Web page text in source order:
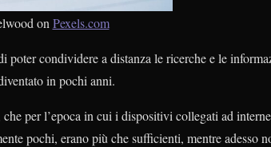
on Pexels.com
condividere a distanza le ricerche e le
in pochi anni.
per l’epoca in cui i dispositivi collegati ad
pochi, erano più che sufficienti, mentre adesso